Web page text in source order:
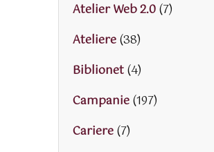
Atelier Web 2.0(7)
Ateliere(38)
Biblionet(4)
Campanie(197)
Cariere(7)